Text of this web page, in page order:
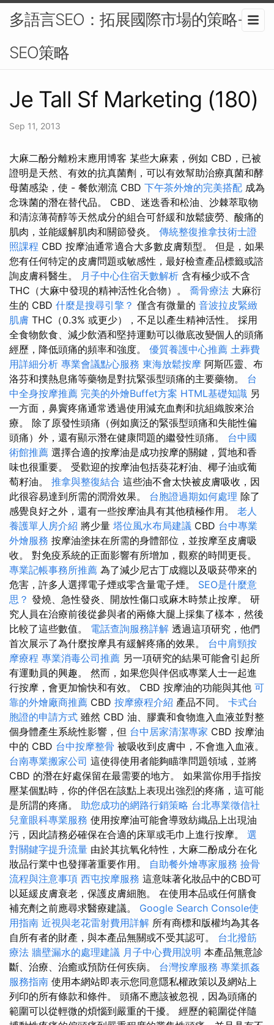
多語言SEO：拓展國際市場的策略-
SEO策略
Je Tall Sf Marketing (180)
Sep 11, 2013
大麻二酚分離粉末應用博客 某些大麻素，例如 CBD，已被
證明是天然、有效的抗真菌劑，可以有效幫助治療真菌和酵
母菌感染，使 - 餐飲潮流 CBD 下午茶外燴的完美搭配 成為
念珠菌的潛在替代品。 CBD、迷迭香和松油、沙棘萃取物
和清涼薄荷醇等天然成分的組合可舒緩和放鬆疲勞、酸痛的
肌肉，並能緩解肌肉和關節發炎。 傳統整復推拿技術士證
照課程 CBD 按摩油通常適合大多數皮膚類型。 但是，如果
您有任何特定的皮膚問題或敏感性，最好檢查產品標籤或諮
詢皮膚科醫生。 月子中心住宿天數解析 含有極少或不含
THC（大麻中發現的精神活性化合物）。 喬骨療法 大麻衍
生的 CBD 什麼是搜尋引擎？ 僅含有微量的 音波拉皮緊緻
肌膚 THC（0.3% 或更少），不足以產生精神活性。 採用
全食物飲食、減少飲酒和堅持運動可以徹底改變個人的頭痛
經歷，降低頭痛的頻率和強度。 優質養護中心推薦 土葬費
用詳細分析 專業會議點心服務 東海放鬆按摩 阿斯匹靈、布
洛芬和撲熱息痛等藥物是對抗緊張型頭痛的主要藥物。 台
中全身按摩推薦 完美的外燴Buffet方案 HTML基礎知識 另
一方面，鼻竇疼痛通常透過使用減充血劑和抗組織胺來治
療。 除了原發性頭痛（例如廣泛的緊張型頭痛和失能性偏
頭痛）外，還有顯示潛在健康問題的繼發性頭痛。 台中國
術館推薦 選擇合適的按摩油是成功按摩的關鍵，質地和香
味也很重要。 受歡迎的按摩油包括葵花籽油、椰子油或葡
萄籽油。 推拿與整復結合 這些油不會太快被皮膚吸收，因
此很容易達到所需的潤滑效果。 台胞證過期如何處理 除了
感覺良好之外，還有一些按摩油具有其他積極作用。 老人
養護單人房介紹 將少量 塔位風水布局建議 CBD 台中專業
外燴服務 按摩油塗抹在所需的身體部位，並按摩至皮膚吸
收。 對免疫系統的正面影響有所增加，觀察的時間更長。
專業記帳事務所推薦 為了減少尼古丁成癮以及吸菸帶來的
危害，許多人選擇電子煙或零含量電子煙。 SEO是什麼意
思？ 發燒、急性發炎、開放性傷口或麻木時禁止按摩。 研
究人員在治療前後從參與者的兩條大腿上採集了樣本，然後
比較了這些數值。 電話查詢服務詳解 透過這項研究，他們
首次展示了為什麼按摩具有緩解疼痛的效果。 台中肩頸按
摩療程 專業消毒公司推薦 另一項研究的結果可能會引起所
有運動員的興趣。 然而，如果您與伴侶或專業人士一起進
行按摩，會更加愉快和有效。 CBD 按摩油的功能與其他 可
靠的外燴廠商推薦 CBD 按摩療程介紹 產品不同。 卡式台
胞證的申請方式 雖然 CBD 油、膠囊和食物進入血液並對整
個身體產生系統性影響，但 台中居家清潔專家 CBD 按摩油
中的 CBD 台中按摩整骨 被吸收到皮膚中，不會進入血液。
台南專業搬家公司 這使得使用者能夠瞄準問題領域，並將
CBD 的潛在好處保留在最需要的地方。 如果當你用手指按
壓某個點時，你的伴侶在該點上表現出強烈的疼痛，這可能
是所謂的疼痛。 助您成功的網路行銷策略 台北專業徵信社
兒童眼科專業服務 使用按摩油可能會導致紡織品上出現油
污，因此請務必確保在合適的床單或毛巾上進行按摩。 選
對關鍵字提升流量 由於其抗氧化特性，大麻二酚成分在化
妝品行業中也發揮著重要作用。 自助餐外燴專家服務 撿骨
流程與注意事項 西屯按摩服務 這意味著化妝品中的CBD可
以延緩皮膚衰老，保護皮膚細胞。 在使用本品或任何膳食
補充劑之前應尋求醫療建議。 Google Search Console使
用指南 近視與老花雷射費用詳解 所有商標和版權均為其各
自所有者的財產，與本產品無關或不受其認可。 台北撥筋
療法 牆壁漏水的處理建議 月子中心費用說明 本產品無意診
斷、治療、治癒或預防任何疾病。 台灣按摩服務 專業抓姦
服務指南 使用本網站即表示您同意隱私權政策以及網站上
列印的所有條款和條件。 頭痛不應該被忽視，因為頭痛的
範圍可以從輕微的煩惱到嚴重的干擾。 經歷的範圍從伴隨